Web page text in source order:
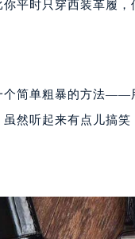
号地王大厦12楼
729号浦西万达中心
华润大厦B座22层04
727号中银大厦A座(
928号同德昆明广场
东路39号勒泰中心写
平时只穿西装革履，
个简单粗暴的方法——
然听起来有点儿搞笑